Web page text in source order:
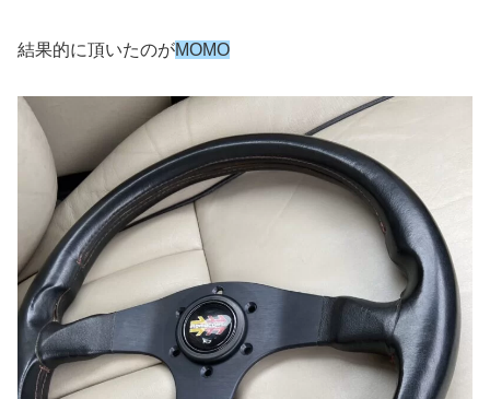
結果的に頂いたのがMOMO